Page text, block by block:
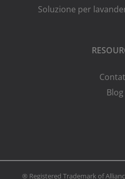
Soluzione per
Blog
® Registered Trademark of